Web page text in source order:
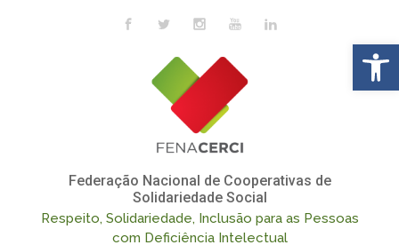
Skip to main content
Federação Nacional de Cooperativas de
Solidariedade Social
Respeito, Solidariedade, Inclusão para as Pessoas
com Deficiência Intelectual